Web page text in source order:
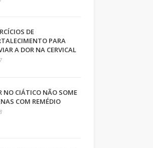
DE
PARA
A DOR NA CERVICAL
NO CIÁTICO NÃO SOME
COM REMÉDIO